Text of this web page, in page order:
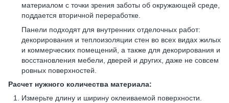
материалом с точки зрения заботы об окружающей среде,
поддается вторичной переработке.
Панели подходят для внутренних отделочных работ:
декорирования и теплоизоляции стен во всех видах жилых
и коммерческих помещений, а также для декорирования и
восстановления мебели, дверей и других, даже не совсем
ровных поверхностей.
Расчет нужного количества материала:
Измерьте длину и ширину оклеиваемой поверхности.